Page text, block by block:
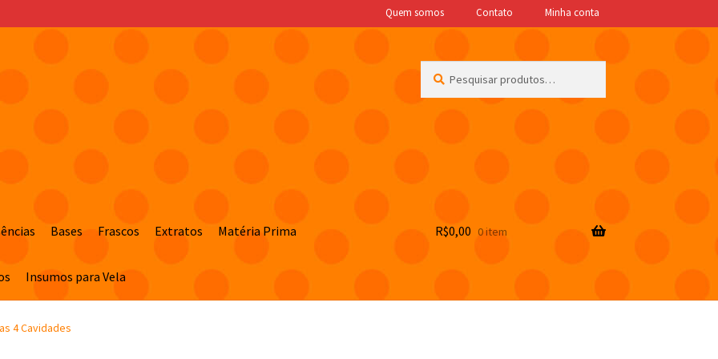
Quem somos Contato Minha conta
por:
Bases Frascos Extratos Matéria Prima
Insumos para Vela
R$0,00 0 item
4 Cavidades